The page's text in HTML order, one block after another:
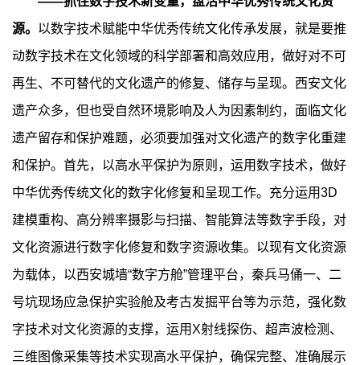
源。 以数字技术赋能中华优秀传统文化传承发展，就是要推
动数字技术在文化领域的科学部署和高效应用，做好对不可
再生、不可替代的文化遗产的修复、储存与呈现。西安文化
遗产众多，但也受自然环境影响及人为因素制约，面临文化
遗产留存和保护难题，必须要加强对文化遗产的数字化重建
和保护。首先，以高水平保护为原则，运用数字技术，做好
中华优秀传统文化的数字化修复和呈现工作。充分运用3D
建模重构、高分辨率摄影与扫描、智能算法等数字手段，对
文化资源进行数字化修复和数字资源收集。以现有文化资源
为载体，以西安城墙“数字方舱”管理平台，秦兵马俑一、二
号坑现场应急保护实验舱及考古发掘平台等为示范，强化数
字技术对文化资源的支撑，运用X射线探伤、超声波检测、
三维图像采集等技术实现高水平保护，确保完整、准确展示